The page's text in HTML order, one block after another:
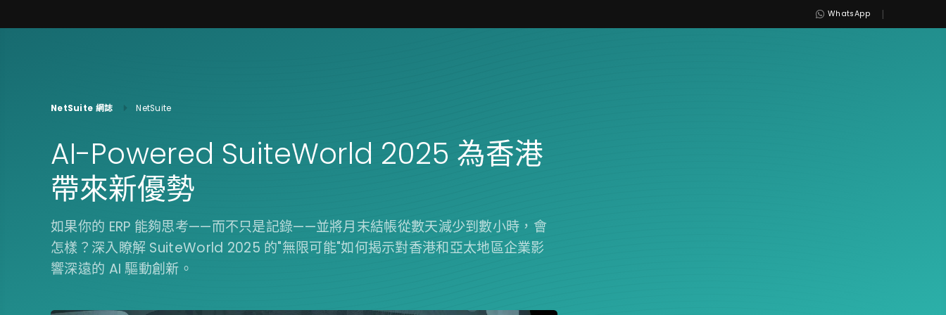
WhatsApp |
NetSuite 網誌 NetSuite
AI-Powered SuiteWorld 2025 為香港
帶來新優勢
如果你的 ERP 能夠思考——而不只是記錄——並將月末結帳從數天減少到數小時，會
怎樣？深入瞭解 SuiteWorld 2025 的"無限可能"如何揭示對香港和亞太地區企業影
響深遠的 AI 驅動創新。